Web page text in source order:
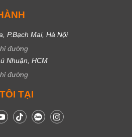
P.Bạch Mai, Hà Nội
đường
Nhuận, HCM
đường
TẠI